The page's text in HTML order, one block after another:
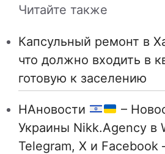
Читайте также
Капсульный ремонт в
что должно входить в
готовую к заселению
НАновости
–
Украины Nikk.Agency в
Telegram, X и